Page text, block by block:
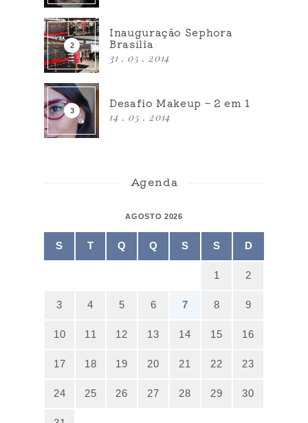
Inauguração Sephora
Brasília
31 . 05 . 2014
Desafio Makeup – 2 em 1
14 . 05 . 2014
Agenda
AGOSTO 2026
S T Q Q S S D
1 2
3 4 5 6 7 8 9
10 11 12 13 14 15 16
17 18 19 20 21 22 23
24 25 26 27 28 29 30